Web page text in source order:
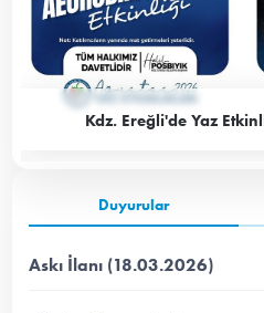
Kdz. Ereğli'de Yaz
Duyurular
Askı İlanı (18.03.2026)